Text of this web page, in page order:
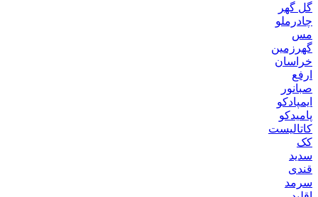
گل گهر
چادرملو
مس
گهرزمین
خراسان
ارفع
صبانور
ایمپادکو
پامیدکو
کاتالیست
کک
سدید
قندی
سرمد